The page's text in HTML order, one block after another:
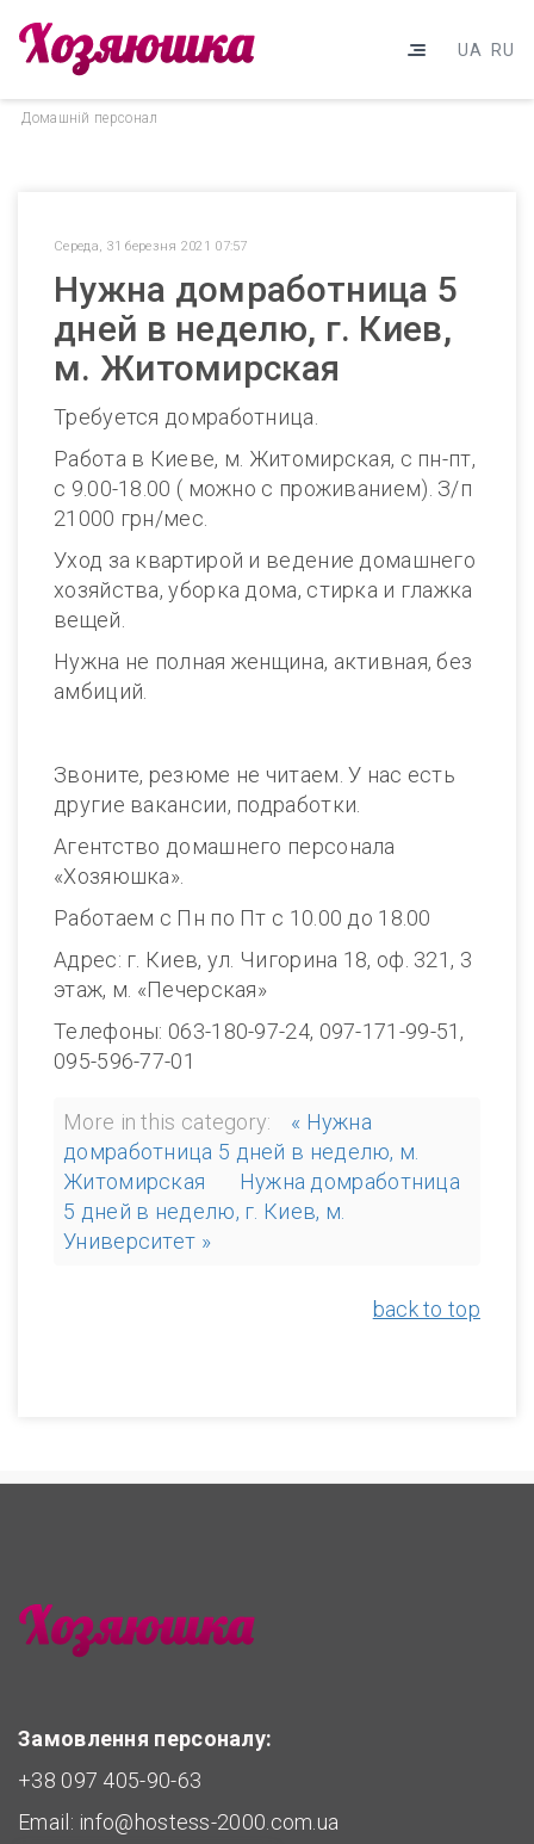
UA RU
Домашнiй персонал
Середа, 31 березня 2021 07:57
Нужна домработница 5
дней в неделю, г. Киев,
м. Житомирская
Требуется домработница.
Работа в Киеве, м. Житомирская, с пн-пт,
с 9.00-18.00 ( можно с проживанием). З/п
21000 грн/мес.
Уход за квартирой и ведение домашнего
хозяйства, уборка дома, стирка и глажка
вещей.
Нужна не полная женщина, активная, без
амбиций.
Звоните, резюме не читаем. У нас есть
другие вакансии, подработки.
Агентство домашнего персонала
«Хозяюшка».
Работаем с Пн по Пт с 10.00 до 18.00
Адрес: г. Киев, ул. Чигорина 18, оф. 321, 3
этаж, м. «Печерская»
Телефоны: 063-180-97-24, 097-171-99-51,
095-596-77-01
More in this category:
« Нужна
домработница 5 дней в неделю, м.
Житомирская
Нужна домработница
5 дней в неделю, г. Киев, м.
Университет »
back to top
Замовлення персоналу:
+38 097 405-90-63
Email: info@hostess-2000.com.ua